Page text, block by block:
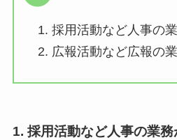
採用活動など人事の
広報活動など広報の
1. 採用活動など人事の業